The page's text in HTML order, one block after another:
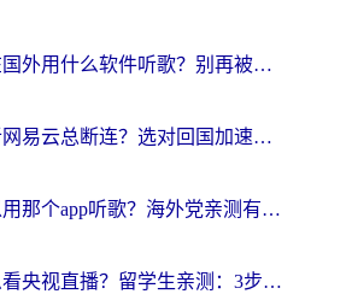
中国人在国外用什么软件听歌？别再被地域限制卡脖子，这篇教你轻松解锁国内音乐库
在海外听网易云总断连？选对回国加速器，告别地区限制和卡顿
国外可以用那个app听歌？海外党亲测有效的回国加速方案，轻松听国内音乐听书
海外怎么看央视直播？留学生亲测：3步解决版权限制+追剧自由